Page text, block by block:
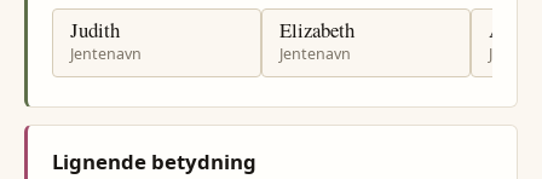
Judith
Jentenavn
Elizabeth
Jentenavn
Annie
Lignende betydning